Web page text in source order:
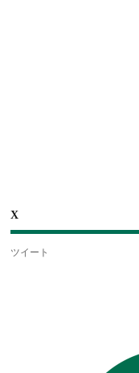
X
ツイート